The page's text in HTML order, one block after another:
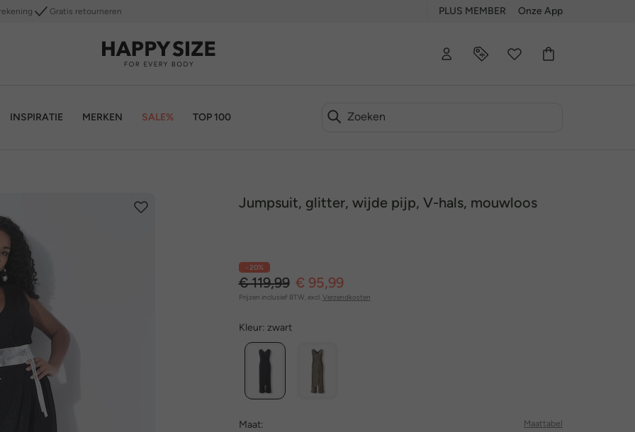
Gratis retourneren PLUS MEMBER Onze App
INSPIRATIE MERKEN SALE% TOP 100
Jumpsuit, glitter, wijde pijp, V-hals, mouwloos
- 20%
€ 119,99 € 95,99
Prijzen inclusief BTW, excl. Verzendkosten
Kleur: zwart
Maat: Maattabel